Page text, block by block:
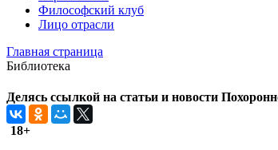
Философский клуб
Лицо отрасли
Главная страница
Библиотека
Делясь ссылкой на статьи и новости
18+